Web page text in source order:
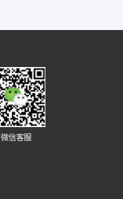
微信客服